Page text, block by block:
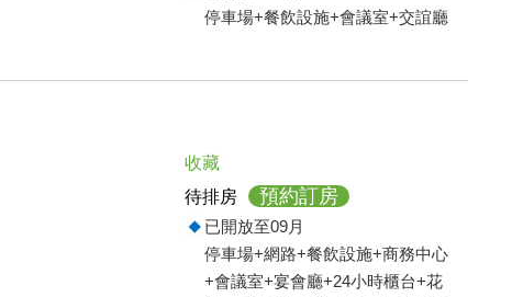
停車場+餐飲設施+會議室+交誼廳
收藏
待排房
預約訂房
已開放至09月
停車場+網路+餐飲設施+商務中心
+會議室+宴會廳+24小時櫃台+花